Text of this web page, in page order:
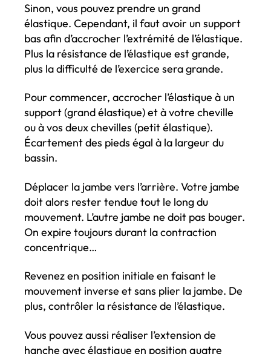
Sinon, vous pouvez prendre un grand
élastique. Cependant, il faut avoir un support
bas afin d’accrocher l’extrémité de l’élastique.
Plus la résistance de l’élastique est grande,
plus la difficulté de l’exercice sera grande.
Pour commencer, accrocher l’élastique à un
support (grand élastique) et à votre cheville
ou à vos deux chevilles (petit élastique).
Écartement des pieds égal à la largeur du
bassin.
Déplacer la jambe vers l’arrière. Votre jambe
doit alors rester tendue tout le long du
mouvement. L’autre jambe ne doit pas bouger.
On expire toujours durant la contraction
concentrique…
Revenez en position initiale en faisant le
mouvement inverse et sans plier la jambe. De
plus, contrôler la résistance de l’élastique.
Vous pouvez aussi réaliser l’extension de
hanche avec élastique en position quatre